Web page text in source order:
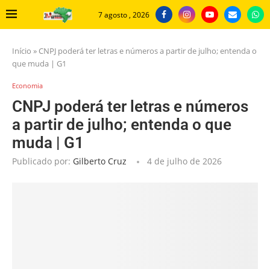
7 agosto , 2026
Início » CNPJ poderá ter letras e números a partir de julho; entenda o
que muda | G1
Economia
CNPJ poderá ter letras e números
a partir de julho; entenda o que
muda | G1
Publicado por: Gilberto Cruz 4 de julho de 2026